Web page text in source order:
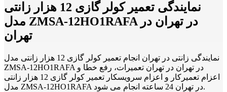
نمایندگی تعمیر کولر گازی 12 هزار زانتی
مدل ZMSA-12HO1RAFA در تهران در
تهران
نمایندگی زانتی در تهران انجام تعمیر کولر گازی 12 هزار زانتی مدل
ZMSA-12HO1RAFA در تهران در تهران تعمیرات، رفع خطا و
اعزام تعمیرکار و اعزام سرویسکار تعمیر کولر گازی 12 هزار زانتی
مدل ZMSA-12HO1RAFA در تهران 24 ساعته انجام می شود.